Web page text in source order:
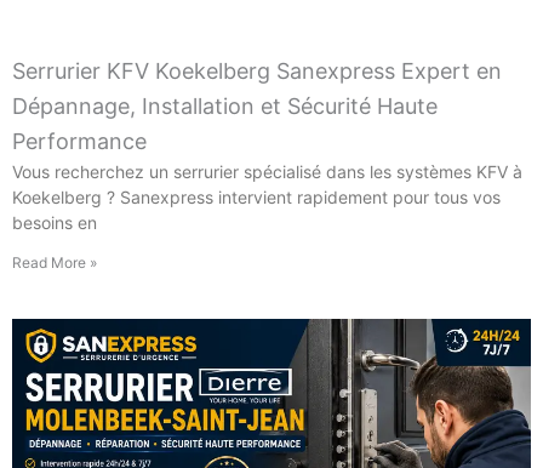
Serrurier KFV Koekelberg Sanexpress Expert en
Dépannage, Installation et Sécurité Haute
Performance
Vous recherchez un serrurier spécialisé dans les systèmes KFV à
Koekelberg ? Sanexpress intervient rapidement pour tous vos
besoins en
Read More »